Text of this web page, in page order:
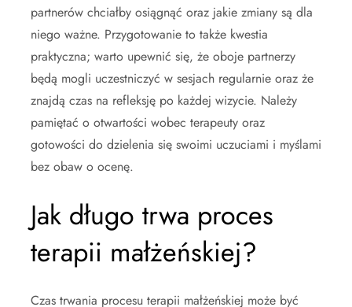
partnerów chciałby osiągnąć oraz jakie zmiany są dla
niego ważne. Przygotowanie to także kwestia
praktyczna; warto upewnić się, że oboje partnerzy
będą mogli uczestniczyć w sesjach regularnie oraz że
znajdą czas na refleksję po każdej wizycie. Należy
pamiętać o otwartości wobec terapeuty oraz
gotowości do dzielenia się swoimi uczuciami i myślami
bez obaw o ocenę.
Jak długo trwa proces
terapii małżeńskiej?
Czas trwania procesu terapii małżeńskiej może być